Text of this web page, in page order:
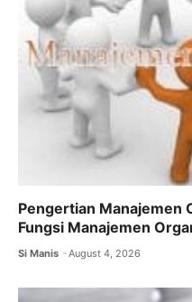
Pengertian Manajemen
Fungsi Manajemen
Si Manis August 4, 2026